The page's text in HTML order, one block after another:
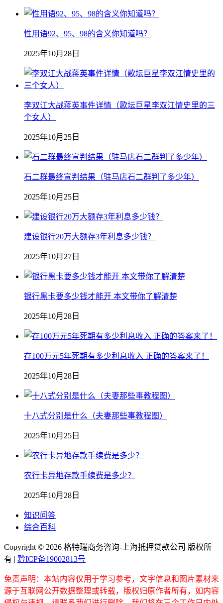
性用语92、95、98的含义你知道吗？
2025年10月28日
李双江大战蒋英事件详情（歌坛巨星李双江情史里的三
个女人）
2025年10月25日
石二群最终宣判结果（驻马店石二群判了多少年）
2025年10月25日
建设银行20万大额存3年利息多少钱？
2025年10月27日
银行黑卡要多少钱才能开 本文带你了解清楚
2025年10月28日
存100万元5年死期有多少利息收入 正确的答案来了！
2025年10月28日
十八式分别是什么（夫妻那些事教程图）
2025年10月25日
农行卡异地存款手续费是多少？
2025年10月28日
知识问答
综合百科
Copyright © 2026 格特瑞商务咨询-上海抵押贷款公司 版权所
有 | 黔ICP备19002813号
免责声明：本站内容仅用于学习参考，文字信息和图片素材来
源于互联网公开数据整理或转载，版权归原作者所有，如内容